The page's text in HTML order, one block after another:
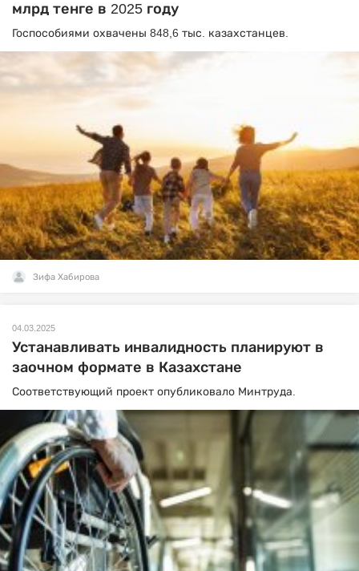
млрд тенге в 2025 году
Госпособиями охвачены 848,6 тыс. казахстанцев.
Зифа Хабирова
04.03.2025
Устанавливать инвалидность планируют в
заочном формате в Казахстане
Соответствующий проект опубликовало Минтруда.